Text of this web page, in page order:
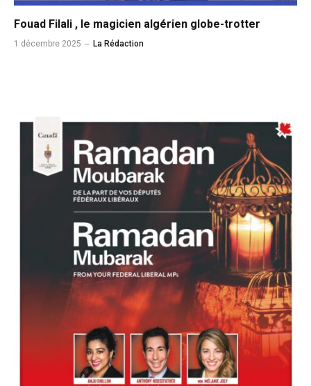
Fouad Filali , le magicien algérien globe-trotter
1 décembre 2025 La Rédaction